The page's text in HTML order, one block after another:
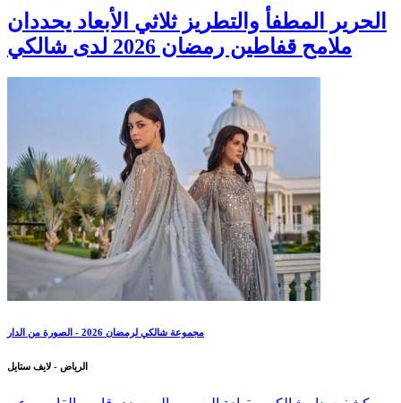
الحرير المطفأ والتطريز ثلاثي الأبعاد يحددان
ملامح قفاطين رمضان 2026 لدى شالكي
مجموعة شالكي لرمضان 2026 - الصورة من الدار
الرياض - لايف ستايل